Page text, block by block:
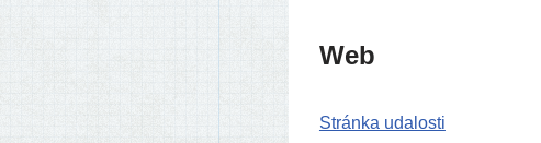
Web
Stránka uda­los­ti